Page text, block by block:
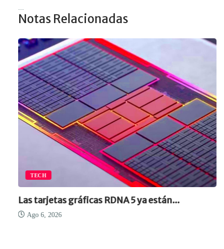
...
Notas Relacionadas
TECH
Las tarjetas gráficas RDNA 5 ya están...
Ago 6, 2026